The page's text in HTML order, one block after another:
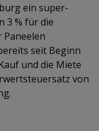
ein super-
3 % für die
seit Beginn
und die Miete
von